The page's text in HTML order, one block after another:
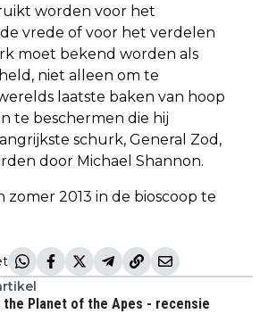
worden voor het
vrede of voor het verdelen
moet bekend worden als
niet alleen om te
laatste baken van hoop
te beschermen die hij
schurk, General Zod,
door Michael Shannon.
zomer 2013 in de bioscoop te
the Planet of the Apes - recensie